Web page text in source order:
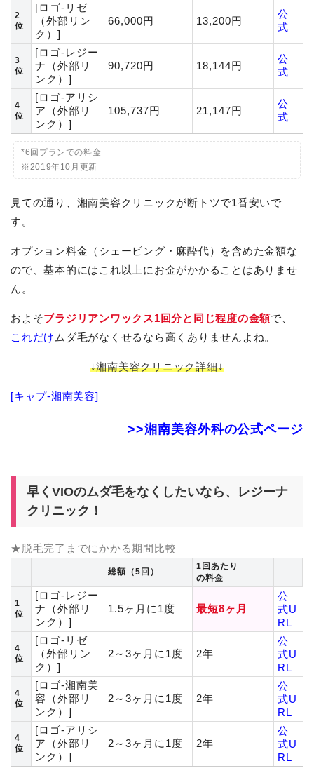
2
位
[ロゴ-リゼ
（外部リン
ク）]
66,000円 13,200円
公
式
3
位
[ロゴ-レジー
ナ（外部リ
ンク）]
90,720円 18,144円
公
式
4
位
[ロゴ-アリシ
ア（外部リ
ンク）]
105,737円 21,147円
公
式
*6回プランでの料金
※2019年10月更新
見ての通り、湘南美容クリニックが断トツで1番安いで
す。
オプション料金（シェービング・麻酔代）を含めた金額な
ので、基本的にはこれ以上にお金がかかることはありませ
ん。
およそブラジリアンワックス1回分と同じ程度の金額で、
これだけ ムダ毛がなくせるなら高くありませんよね。
↓湘南美容クリニック詳細↓
[キャプ-湘南美容]
>>湘南美容外科の公式ページ
早くVIOのムダ毛をなくしたいなら、レジーナ
クリニック！
★脱毛完了までにかかる期間比較
総額（5回）
1回あたり
の料金
1
位
[ロゴ-レジー
ナ（外部リ
ンク）]
1.5ヶ月に1度 最短8ヶ月
公
式U
RL
4
位
[ロゴ-リゼ
（外部リン
ク）]
2～3ヶ月に1度 2年
公
式U
RL
4
位
[ロゴ-湘南美
容（外部リ
ンク）]
2～3ヶ月に1度 2年
公
式U
RL
4
位
[ロゴ-アリシ
ア（外部リ
ンク）]
2～3ヶ月に1度 2年
公
式U
RL